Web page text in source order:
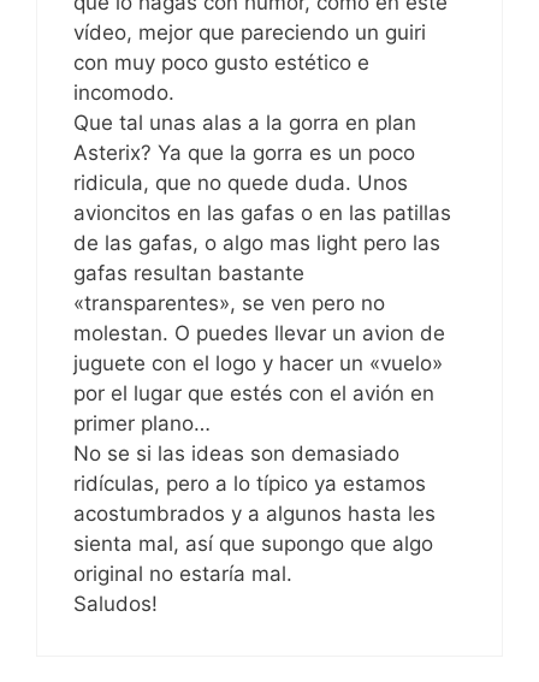
vídeo, mejor que pareciendo un guiri
con muy poco gusto estético e
incomodo.
Que tal unas alas a la gorra en plan
Asterix? Ya que la gorra es un poco
ridicula, que no quede duda. Unos
avioncitos en las gafas o en las patillas
de las gafas, o algo mas light pero las
gafas resultan bastante
«transparentes», se ven pero no
molestan. O puedes llevar un avion de
juguete con el logo y hacer un «vuelo»
por el lugar que estés con el avión en
primer plano…
No se si las ideas son demasiado
ridículas, pero a lo típico ya estamos
acostumbrados y a algunos hasta les
sienta mal, así que supongo que algo
original no estaría mal.
Saludos!